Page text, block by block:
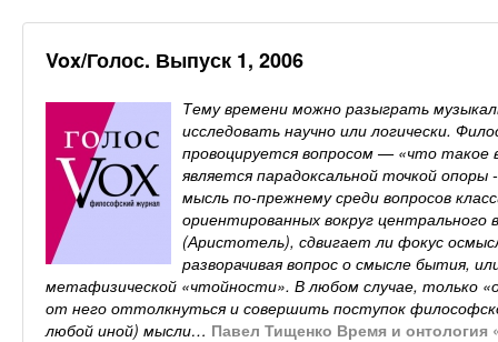
Vox/Голос. Выпуск 1, 2006
Тему времени можно разыграть
исследовать научно или логически.
провоцируется вопросом — «что такое
является парадоксальной точкой
мысль по-прежнему среди вопросов
ориентированных вокруг
(Аристотель), сдвигает ли фокус
разворачивая вопрос о смысле бытия,
метафизической «чтойности». В любом случае, только
от него оттолкнуться и совершить поступок
любой иной) мысли… Павел Тищенко Время и онтология